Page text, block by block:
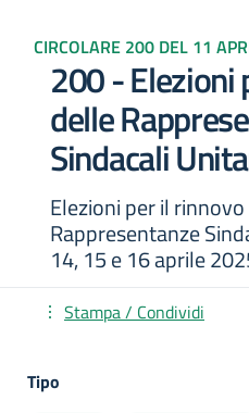
CIRCOLARE 200 DEL 11
200 - Elezioni
delle
Sindacali
Elezioni per il
Rappresentanze
14, 15 e 16 aprile
Stampa / Condividi
Tipo